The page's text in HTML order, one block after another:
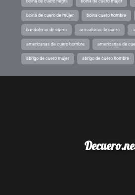
boina de cuero negra boina de cuero mujer
boina de cuero de mujer boina cuero hombre
bandoleras de cuero armaduras de cuero
americanas de cuero hombre americanas de
abrigo de cuero mujer abrigo de cuero hombre